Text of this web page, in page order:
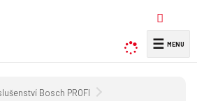
y
l
☰
Bosch PROFI